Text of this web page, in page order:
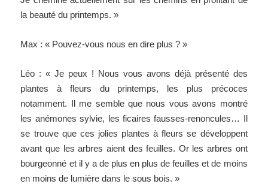
la beauté du printemps. »
Max : « Pouvez-vous nous en dire plus ? »
Léo : « Je peux ! Nous vous avons déjà présenté des
plantes à fleurs du printemps, les plus précoces
notamment. Il me semble que nous vous avons montré
les anémones sylvie, les ficaires fausses-renoncules… Il
se trouve que ces jolies plantes à fleurs se développent
avant que les arbres aient des feuilles. Or les arbres ont
bourgeonné et il y a de plus en plus de feuilles et de moins
en moins de lumière dans le sous bois. »